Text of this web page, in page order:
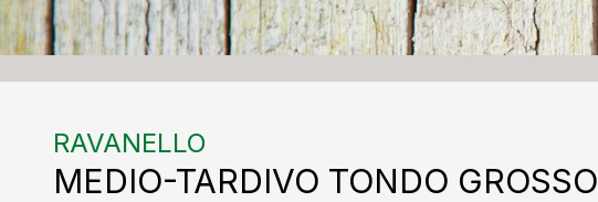
RAVANELLO
MEDIO-TARDIVO TONDO GROSSO